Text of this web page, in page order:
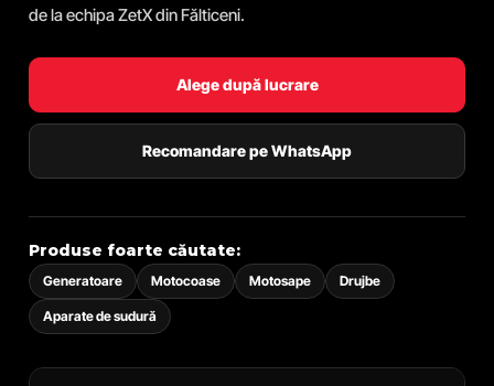
de la echipa ZetX din Fălticeni.
Alege după lucrare
Recomandare pe WhatsApp
Produse foarte căutate:
Generatoare Motocoase Motosape Drujbe
Aparate de sudură